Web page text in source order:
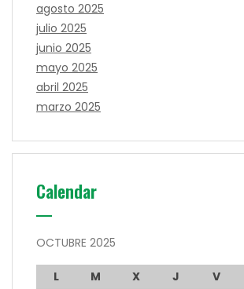
agosto 2025
julio 2025
junio 2025
mayo 2025
abril 2025
marzo 2025
Calendar
OCTUBRE 2025
L M X J V